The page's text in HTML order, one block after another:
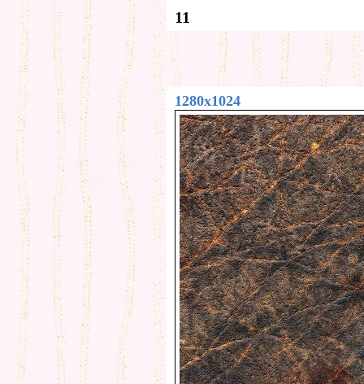
11
1280x1024